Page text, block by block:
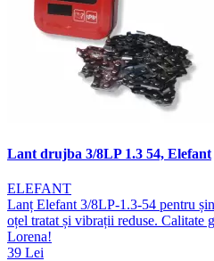
Lant drujba 3/8LP 1.3 54, Elefant
ELEFANT
Lanț Elefant 3/8LP-1.3-54 pentru
oțel tratat și vibrații reduse. Calitate
Lorena!
39 Lei